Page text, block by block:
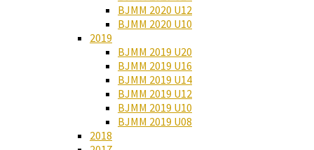
BJMM 2020 U12
BJMM 2020 U10
2019
BJMM 2019 U20
BJMM 2019 U16
BJMM 2019 U14
BJMM 2019 U12
BJMM 2019 U10
BJMM 2019 U08
2018